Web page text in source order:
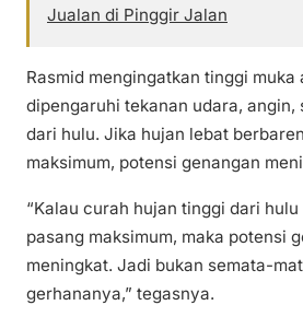
Jualan di Pinggir Jalan
Rasmid mengingatkan tinggi
dipengaruhi tekanan udara, angin,
dari hulu. Jika hujan lebat
maksimum, potensi genangan
“Kalau curah hujan tinggi dari
pasang maksimum, maka potensi
meningkat. Jadi bukan semata-
gerhananya,” tegasnya.